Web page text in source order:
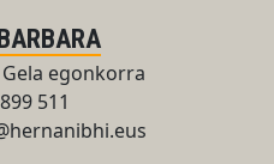
Gela egonkorra
511